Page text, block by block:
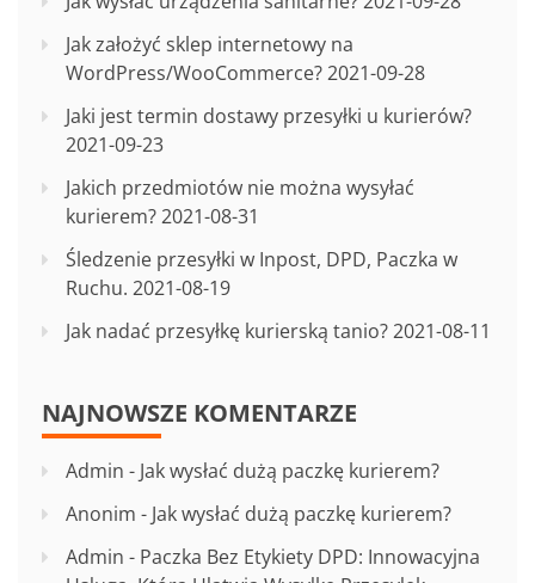
Jak założyć sklep internetowy na
WordPress/WooCommerce?2021-09-28
Jaki jest termin dostawy przesyłki u kurierów?
2021-09-23
Jakich przedmiotów nie można wysyłać
kurierem?2021-08-31
Śledzenie przesyłki w Inpost, DPD, Paczka w
Ruchu. 2021-08-19
Jak nadać przesyłkę kurierską tanio?2021-08-11
NAJNOWSZE KOMENTARZE
Admin - Jak wysłać dużą paczkę kurierem?
Anonim - Jak wysłać dużą paczkę kurierem?
Admin - Paczka Bez Etykiety DPD: Innowacyjna